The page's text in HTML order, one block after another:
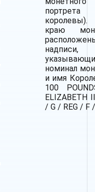
портрета
краю
надписи,
номинал
и имя
100
ELIZABETH
/ G / REG / F